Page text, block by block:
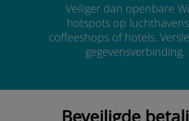
Veiliger dan openbare
hotspots op
coffeeshops of hotels.
gegevensverbinding.
Beveiligde